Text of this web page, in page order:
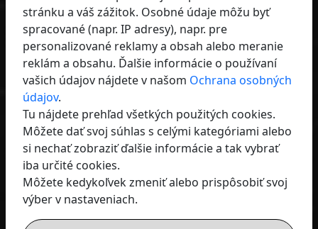
Hľadať. Nájsť. Pripojiť sa.
Staňte sa viditeľným a nájdite správnych partnerov –
regionálne a medzinárodne.
Korinna Irschitz
GKMI-Institut für Persönlichkeitsentfaltung
stránku a váš zážitok. Osobné údaje môžu byť
spracované (napr. IP adresy), napr. pre
personalizované reklamy a obsah alebo meranie
reklám a obsahu. Ďalšie informácie o používaní
vašich údajov nájdete v našom Ochrana osobných
údajov.
Tu nájdete prehľad všetkých použitých cookies.
Môžete dať svoj súhlas s celými kategóriami alebo
si nechať zobraziť ďalšie informácie a tak vybrať
iba určité cookies.
Môžete kedykoľvek zmeniť alebo prispôsobiť svoj
výber v nastaveniach.